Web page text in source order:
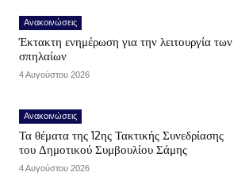
Ανακοινώσεις
Έκτακτη ενημέρωση για την λειτουργία των
σπηλαίων
4 Αυγούστου 2026
Ανακοινώσεις
Τα θέματα της 12ης Τακτικής Συνεδρίασης
του Δημοτικού Συμβουλίου Σάμης
4 Αυγούστου 2026